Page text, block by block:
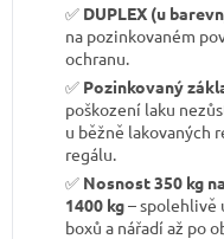
✅ DUPLEX (u
na pozinkovaném
ochranu.
✅ Pozinkovaný
poškození laku
u běžně lakovaných
regálu.
✅ Nosnost 350 kg
1400 kg– spolehlivě
boxů a nářadí až po